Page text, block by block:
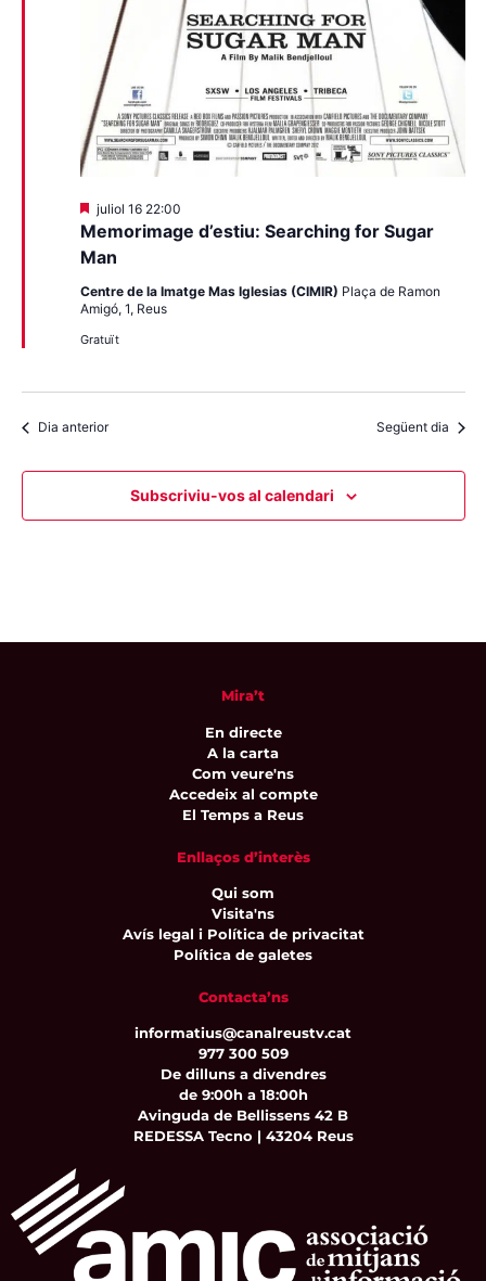
Memorimage d’estiu: Searching for Sugar
Man
Destacats
juliol 16 22:00
Centre de la Imatge Mas Iglesias (CIMIR) Plaça de Ramon
Amigó, 1, Reus
Gratuït
Dia anterior Següent dia
Subscriviu-vos al calendari
Mira’t
En directe
A la carta
Com veure'ns
Accedeix al compte
El Temps a Reus
Enllaços d’interès
Qui som
Visita'ns
Avís legal i Política de privacitat
Política de galetes
Contacta’ns
informatius@canalreustv.cat
977 300 509
De dilluns a divendres
de 9:00h a 18:00h
Avinguda de Bellissens 42 B
REDESSA Tecno | 43204 Reus